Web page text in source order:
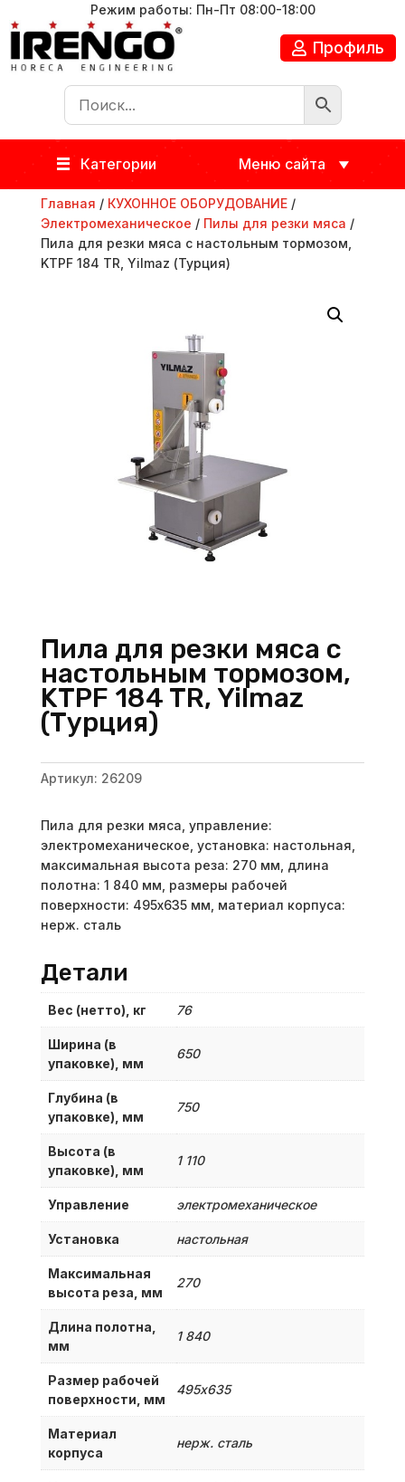
Режим работы: Пн-Пт 08:00-18:00
Профиль
Категории Меню сайта
Главная / КУХОННОЕ ОБОРУДОВАНИЕ/
Электромеханическое / Пилы для резки мяса /
Пила для резки мяса с настольным тормозом,
KTPF 184 TR, Yilmaz (Турция)
Пила для резки мяса с
настольным тормозом,
KTPF 184 TR, Yilmaz
(Турция)
Артикул: 26209
Пила для резки мяса, управление:
электромеханическое, установка: настольная,
максимальная высота реза: 270 мм, длина
полотна: 1 840 мм, размеры рабочей
поверхности: 495х635 мм, материал корпуса:
нерж. сталь
Детали
Вес (нетто), кг 76
Ширина (в
упаковке), мм
650
Глубина (в
упаковке), мм
750
Высота (в
упаковке), мм
1 110
Управление электромеханическое
Установка настольная
Максимальная
высота реза, мм
270
Длина полотна,
мм
1 840
Размер рабочей
поверхности, мм
495х635
Материал
корпуса
нерж. сталь